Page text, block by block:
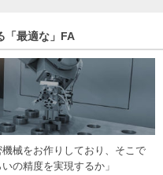
「最適な」FA
械をお作りしており、そこで
の精度を実現するか」